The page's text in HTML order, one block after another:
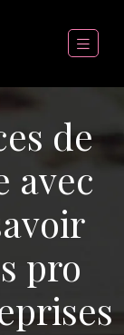
de
avec
pro